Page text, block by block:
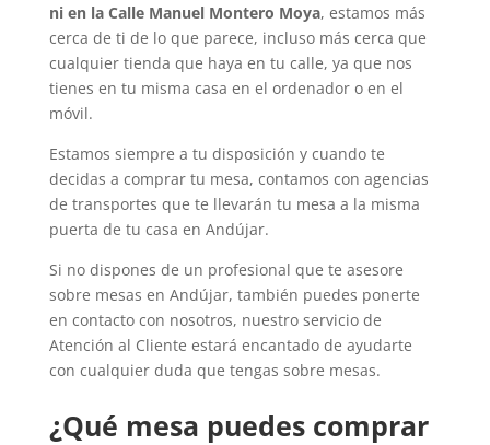
ni en la Calle Manuel Montero Moya, estamos más
cerca de ti de lo que parece, incluso más cerca que
cualquier tienda que haya en tu calle, ya que nos
tienes en tu misma casa en el ordenador o en el
móvil.
Estamos siempre a tu disposición y cuando te
decidas a comprar tu mesa, contamos con agencias
de transportes que te llevarán tu mesa a la misma
puerta de tu casa en Andújar.
Si no dispones de un profesional que te asesore
sobre mesas en Andújar, también puedes ponerte
en contacto con nosotros, nuestro servicio de
Atención al Cliente estará encantado de ayudarte
con cualquier duda que tengas sobre mesas.
¿Qué mesa puedes comprar